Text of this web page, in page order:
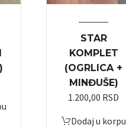
STAR
KOMPLET
(OGRLICA +
MINĐUŠE)
1.200,00 RSD
Dodaj u korpu